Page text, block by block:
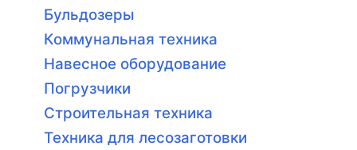
Бульдозеры
Коммунальная техника
Навесное оборудование
Погрузчики
Строительная техника
Техника для лесозаготовки